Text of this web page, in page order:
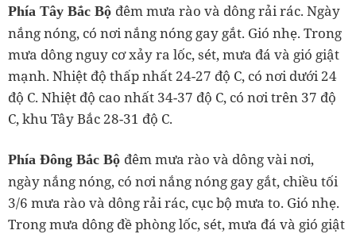
Phía Tây Bắc Bộ đêm mưa rào và dông rải rác. Ngày
nắng nóng, có nơi nắng nóng gay gắt. Gió nhẹ. Trong
mưa dông nguy cơ xảy ra lốc, sét, mưa đá và gió giật
mạnh. Nhiệt độ thấp nhất 24-27 độ C, có nơi dưới 24
độ C. Nhiệt độ cao nhất 34-37 độ C, có nơi trên 37 độ
C, khu Tây Bắc 28-31 độ C.
Phía Đông Bắc Bộ đêm mưa rào và dông vài nơi,
ngày nắng nóng, có nơi nắng nóng gay gắt, chiều tối
3/6 mưa rào và dông rải rác, cục bộ mưa to. Gió nhẹ.
Trong mưa dông đề phòng lốc, sét, mưa đá và gió giật